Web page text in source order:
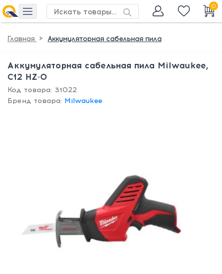
0
Главная > Аккумуляторная сабельная пила
Аккумуляторная сабельная пила Milwaukee,
C12 HZ-0
Код товара: 31022
Бренд товара: Milwaukee